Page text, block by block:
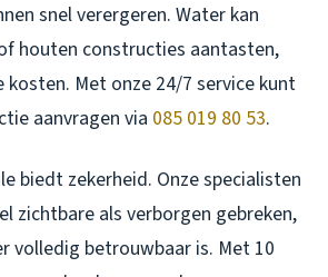
snel verergeren. Water kan
houten constructies aantasten,
Met onze 24/7 service kunt
aanvragen via 085 019 80 53.
biedt zekerheid. Onze specialisten
zichtbare als verborgen gebreken,
volledig betrouwbaar is. Met 10